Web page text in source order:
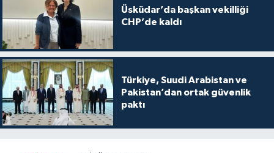
Üsküdar’da başkan vekilliği
CHP’de kaldı
Türkiye, Suudi Arabistan ve
Pakistan’dan ortak güvenlik
paktı